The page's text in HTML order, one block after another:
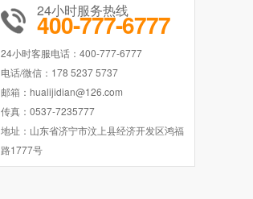
24小时服务热线
400-777-6777
24小时客服电话：400-777-6777
电话/微信：178 5237 5737
邮箱：hualijidian@126.com
传真：0537-7235777
地址：山东省济宁市汶上县经济开发区鸿福
路1777号